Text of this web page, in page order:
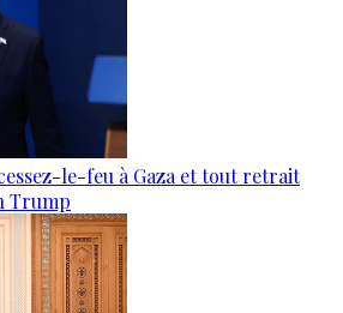
le-feu à Gaza et tout retrait
Trump